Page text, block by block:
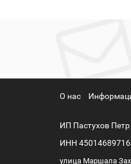
О нас
ИП Пастухов
ИНН
улица Маршала